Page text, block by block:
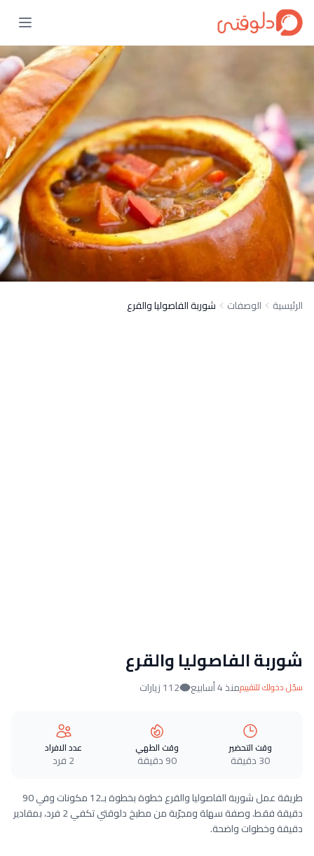
الرئيسية الوصفات شوربة الفاصوليا والقرع
شوربة الفاصوليا والقرع
سجّل دخولك للتقييممنذ 4 أسابيع 112 زيارات
وقت التحضير
30 دقيقة
وقت الطهي
90 دقيقة
عدد الافراد
2 فرد
طريقة عمل شوربة الفاصوليا والقرع خطوة بخطوة بـ12 مكونات وفي 90
دقيقة فقط. وصفة سهلة ومجرّبة من مطبخ دلوقتي تكفي 2 فرد، بمقادير
دقيقة وخطوات واضحة.